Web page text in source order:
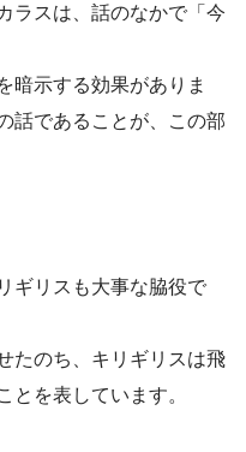
ラスは、話のなかで「今
暗示する効果がありま
話であることが、この部
ギリスも大事な脇役で
たのち、キリギリスは飛
とを表しています。